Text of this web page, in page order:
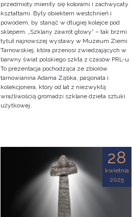
przedmioty mieniły się kolorami i zachwycały
kształtami. Były obiektem westchnień i
powodem, by stanąć w długiej kolejce pod
sklepem. „Szklany zawrót głowy” – tak brzmi
tytuł najnowszej wystawy w Muzeum Ziemi
Tarnowskiej, która przenosi zwiedzających w
barwny świat polskiego szkła z czasów PRL-u.
To prezentacja pochodząca ze zbiorów
tarnowianina Adama Ząbka, pasjonata i
kolekcjonera, który od lat z niezwykłą
wrażliwością gromadzi szklane dzieła sztuki
użytkowej.
28
kwietnia
2025